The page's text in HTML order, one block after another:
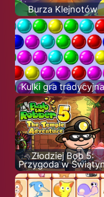
Burza Klejnotów
Kulki gra tradycyjna
Złodziej Bob 5:
Przygoda w